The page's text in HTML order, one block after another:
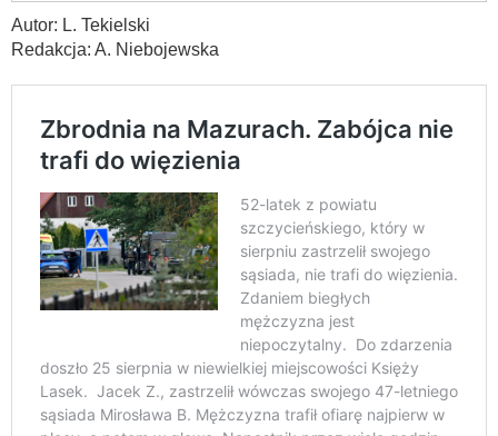
Autor: L. Tekielski
Redakcja: A. Niebojewska